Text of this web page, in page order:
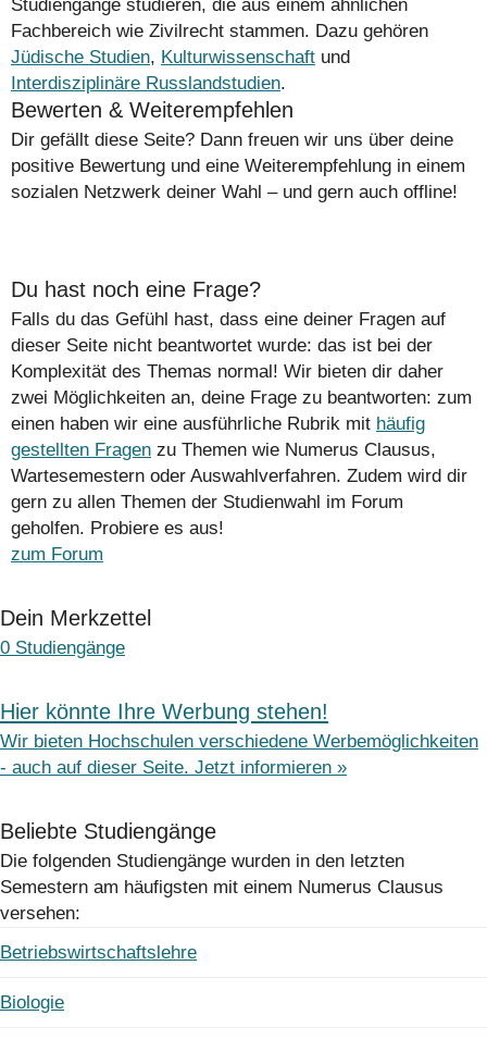
Studiengänge studieren, die aus einem ähnlichen
Fachbereich wie Zivilrecht stammen. Dazu gehören
Jüdische Studien, Kulturwissenschaft und
Interdisziplinäre Russlandstudien.
Bewerten & Weiterempfehlen
Dir gefällt diese Seite? Dann freuen wir uns über deine
positive Bewertung und eine Weiterempfehlung in einem
sozialen Netzwerk deiner Wahl – und gern auch offline!
Du hast noch eine Frage?
Falls du das Gefühl hast, dass eine deiner Fragen auf
dieser Seite nicht beantwortet wurde: das ist bei der
Komplexität des Themas normal! Wir bieten dir daher
zwei Möglichkeiten an, deine Frage zu beantworten: zum
einen haben wir eine ausführliche Rubrik mit häufig
gestellten Fragen zu Themen wie Numerus Clausus,
Wartesemestern oder Auswahlverfahren. Zudem wird dir
gern zu allen Themen der Studienwahl im Forum
geholfen. Probiere es aus!
zum Forum
Dein Merkzettel
0 Studiengänge
Hier könnte Ihre Werbung stehen!
Wir bieten Hochschulen verschiedene Werbemöglichkeiten
- auch auf dieser Seite. Jetzt informieren »
Beliebte Studiengänge
Die folgenden Studiengänge wurden in den letzten
Semestern am häufigsten mit einem Numerus Clausus
versehen:
Betriebswirtschaftslehre
Biologie